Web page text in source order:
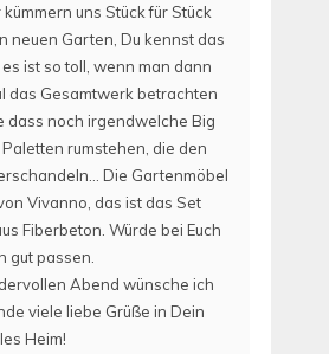
uns Stück für Stück
neuen Garten, Du kennst das
ist so toll, wenn man dann
das Gesamtwerk betrachten
dass noch irgendwelche Big
rumstehen, die den
Die Gartenmöbel
Vivanno, das ist das Set
Fiberbeton. Würde bei Euch
gut passen.
Abend wünsche ich
viele liebe Grüße in Dein
Heim!